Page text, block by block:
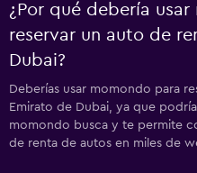
¿Por qué debería
reservar un auto de
Dubai?
Deberías usar momondo para
Emirato de Dubai, ya que
momondo busca y te permite
de renta de autos en miles de